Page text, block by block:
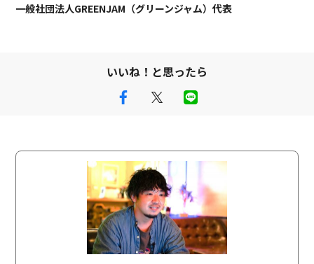
一般社団法人GREENJAM（グリーンジャム）代表
いいね！と思ったら